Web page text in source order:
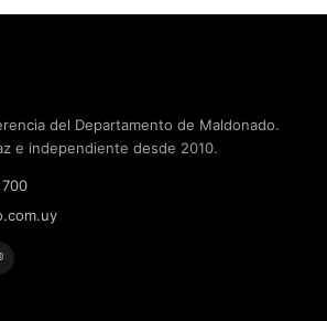
del Departamento de Maldonado.
e independiente desde 2010.